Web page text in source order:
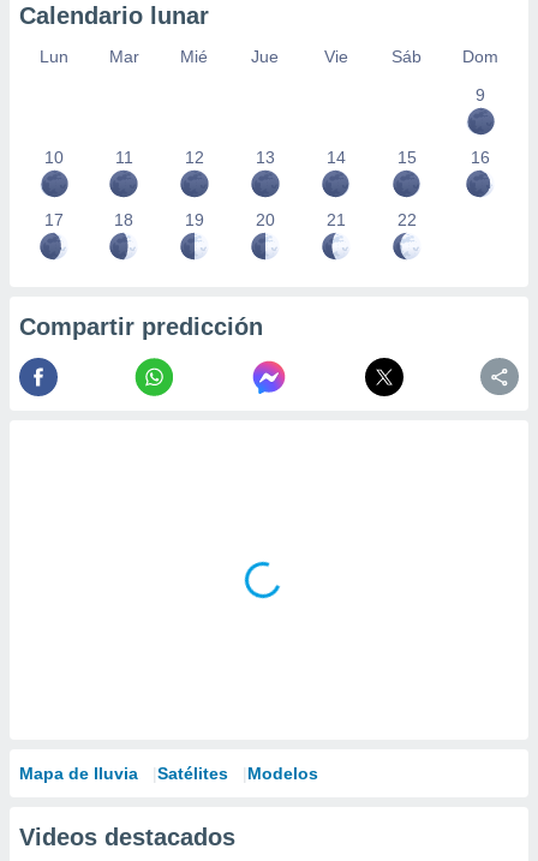
Calendario lunar
Lun Mar Mié Jue Vie Sáb
Dom
9
10 11 12 13 14 15 16
17 18 19 20 21 22
Compartir predicción
Mapa de lluvia Satélites Modelos
Videos destacados